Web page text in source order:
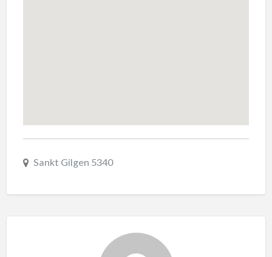
Sankt Gilgen 5340